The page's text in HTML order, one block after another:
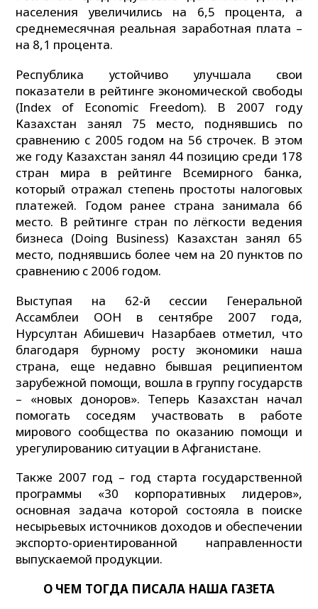
населения увеличились на 6,5 процента, а
среднемесячная реальная заработная плата –
на 8,1 процента.
Республика устойчиво улучшала свои
показатели в рейтинге экономической свободы
(Index of Economic Freedom). В 2007 году
Казахстан занял 75 место, поднявшись по
сравнению с 2005 годом на 56 строчек. В этом
же году Казахстан занял 44 позицию среди 178
стран мира в рейтинге Всемирного банка,
который отражал степень простоты налоговых
платежей. Годом ранее страна занимала 66
место. В рейтинге стран по лёгкости ведения
бизнеса (Doing Business) Казахстан занял 65
место, поднявшись более чем на 20 пунктов по
сравнению с 2006 годом.
Выступая на 62-й сессии Генеральной
Ассамблеи ООН в сентябре 2007 года,
Нурсултан Абишевич Назарбаев отметил, что
благодаря бурному росту экономики наша
страна, еще недавно бывшая реципиентом
зарубежной помощи, вошла в группу государств
– «новых доноров». Теперь Казахстан начал
помогать соседям участвовать в работе
мирового сообщества по оказанию помощи и
урегулированию ситуации в Афганистане.
Также 2007 год – год старта государственной
программы «30 корпоративных лидеров»,
основная задача которой состояла в поиске
несырьевых источников доходов и обеспечении
экспорто-ориентированной направленности
выпускаемой продукции.
О ЧЕМ ТОГДА ПИСАЛА НАША ГАЗЕТА